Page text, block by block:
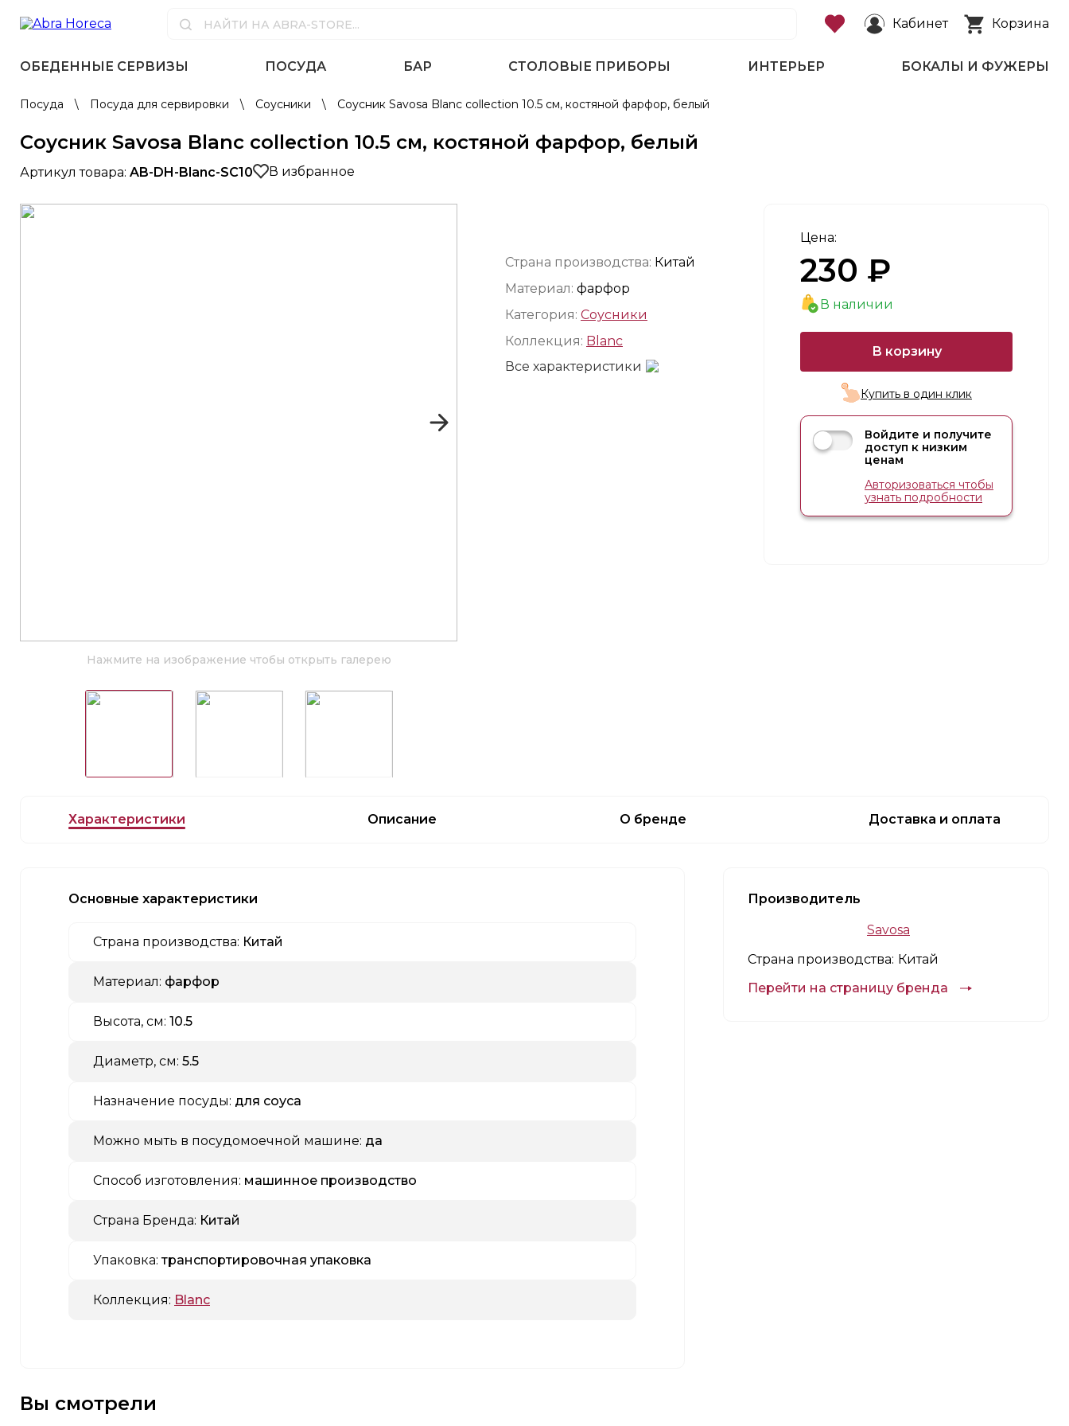
Кабинет Корзина
ОБЕДЕННЫЕ СЕРВИЗЫ ПОСУДА БАР СТОЛОВЫЕ ПРИБОРЫ ИНТЕРЬЕР БОКАЛЫ И ФУЖЕРЫ
Посуда \ Посуда для сервировки \ Соусники \ Соусник Savosa Blanc collection 10.5 см, костяной фарфор, белый
Соусник Savosa Blanc collection 10.5 см, костяной фарфор, белый
Артикул товара: AB-DH-Blanc-SC10 В избранное
Нажмите на изображение чтобы открыть галерею
Страна производства: Китай
Материал: фарфор
Категория: Соусники
Коллекция: Blanc
Все характеристики
Цена:
230 ₽
В наличии
В корзину
Купить в один клик
Войдите и получите
доступ к низким
ценам
Авторизоваться чтобы
узнать подробности
Характеристики Описание О бренде Доставка и оплата
Основные характеристики
Страна производства: Китай
Материал: фарфор
Высота, см: 10.5
Диаметр, см: 5.5
Назначение посуды: для соуса
Можно мыть в посудомоечной машине: да
Способ изготовления: машинное производство
Страна Бренда: Китай
Упаковка: транспортировочная упаковка
Коллекция: Blanc
Производитель
Savosa
Страна производства: Китай
Перейти на страницу бренда
Вы смотрели